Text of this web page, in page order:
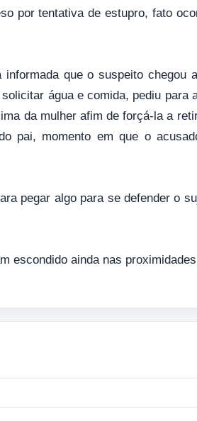
por tentativa de estupro, fato
que o suspeito chegou
água e comida, pediu para
da mulher afim de forçá-la a
pai, momento em que o
pegar algo para se defender o
escondido ainda nas